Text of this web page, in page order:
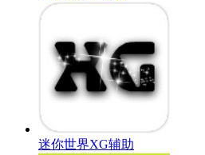
迷你世界XG辅助